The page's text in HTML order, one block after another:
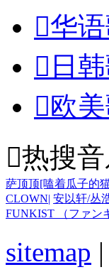
华
 日
欧
热搜音
萨顶顶[嗑着瓜子的
CLOWN| 安以轩/丛
FUNKIST （ファン
sitemap |